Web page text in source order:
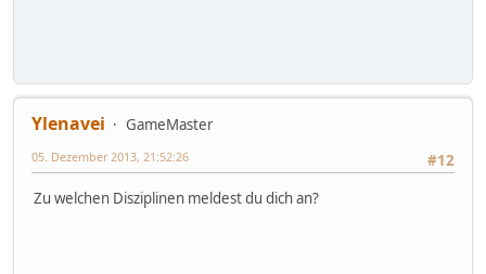
Ylenavei
GameMaster
#12
05. Dezember 2013, 21:52:26
Zu welchen Disziplinen meldest du dich an?